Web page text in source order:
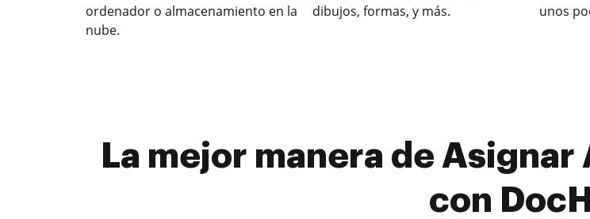
ordenador o almacenamiento en la
nube.
dibujos, formas, y más.
unos
La mejor manera de
con